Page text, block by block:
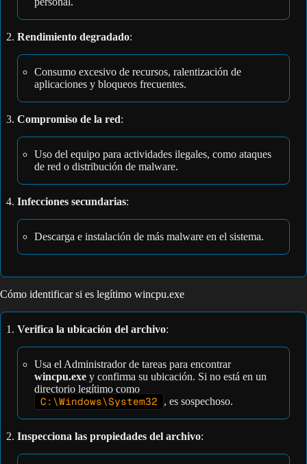
Rendimiento degradado:
Consumo excesivo de recursos, ralentización de
aplicaciones y bloqueos frecuentes.
Compromiso de la red:
Uso del equipo para actividades ilegales, como ataques
de red o distribución de malware.
Infecciones secundarias:
Descarga e instalación de más malware en el sistema.
Cómo identificar si es legítimo wincpu.exe
Verifica la ubicación del archivo:
Usa el Administrador de tareas para encontrar
wincpu.exe y confirma su ubicación. Si no está en un
directorio legítimo como
C:\Windows\System32 , es sospechoso.
Inspecciona las propiedades del archivo: